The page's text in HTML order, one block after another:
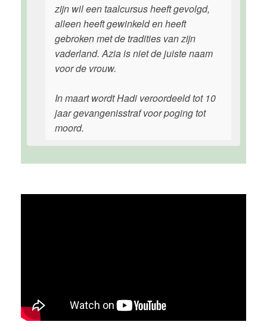
zijn wil een taalcursus heeft gevolgd,
alleen heeft gewinkeld en heeft
gebroken met de tradities van zijn
vaderland. Azia is niet de juiste naam
voor de vrouw.
In maart wordt Hadi veroordeeld tot 10
jaar gevangenisstraf voor poging tot
moord.